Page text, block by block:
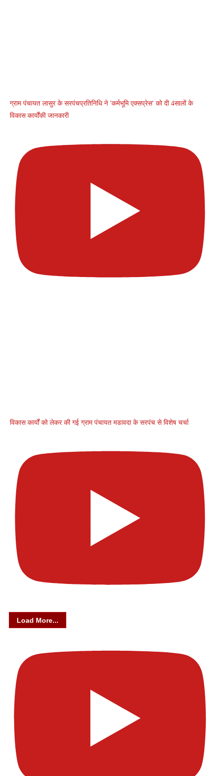
ग्राम पंचायत लासुर के सरपंचप्रतिनिधि ने 'कर्मभूमि एक्सप्रेस' को दी 4सालों के
विकास कार्योंकी जानकारी
विकास कार्यों को लेकर की गई ग्राम पंचायत मडावदा के सरपंच से विशेष चर्चा
Load More...